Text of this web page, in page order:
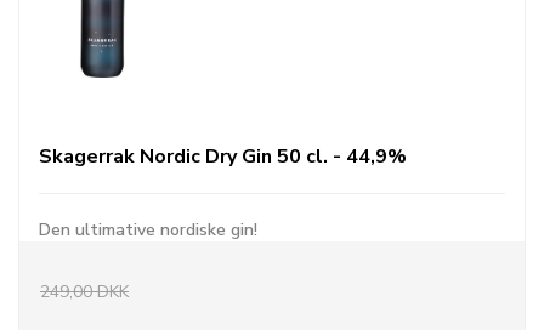
Skagerrak Nordic Dry Gin 50 cl. - 44,9%
Den ultimative nordiske gin!
249,00 DKK